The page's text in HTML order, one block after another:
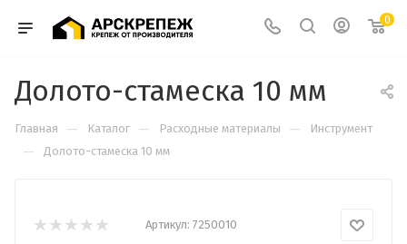
0
Долото-стамеска 10 мм
Главная — Каталог — Расходные материалы — Инструмент
— Долото-стамеска 10 мм
Артикул: 7250010